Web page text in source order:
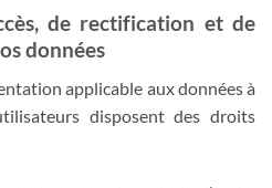
de rectification et de
données
applicable aux données à
disposent des droits